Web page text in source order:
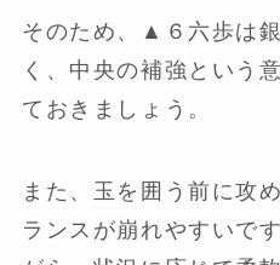
そのため、▲６六歩は
く、中央の補強という
ておきましょう。
また、玉を囲う前に攻
ランスが崩れやすいで